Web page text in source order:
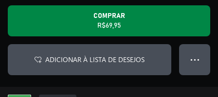
COMPRAR
R$69,95
ADICIONAR À LISTA DE DESEJOS ● ● ●